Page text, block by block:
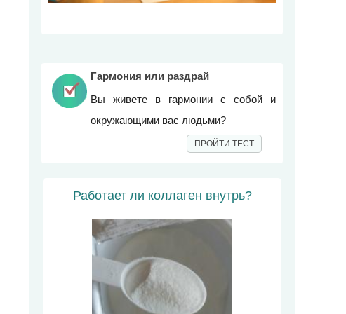
Гармония или раздрай
Вы живете в гармонии с собой и
окружающими вас людьми?
ПРОЙТИ ТЕСТ
Работает ли коллаген внутрь?